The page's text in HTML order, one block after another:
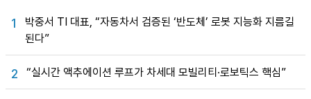
1
박중서 TI 대표, “자동차서 검증된 ‘반도체’ 로봇 지능화 지름길
된다”
2 “실시간 액추에이션 루프가 차세대 모빌리티·로보틱스 핵심”